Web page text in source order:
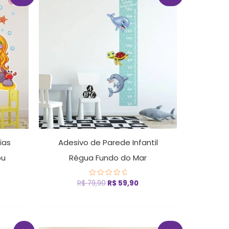
Adesivo de Parede Infantil
Régua Fundo do Mar
Avaliação
R$79,90
preço
original
era:
R$ 79,90.
R$ 59,90
preço